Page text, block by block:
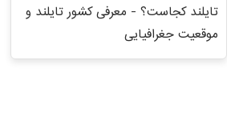
تایلند کجاست؟ - معرفی کشور تایلند و
موقعیت جغرافیایی